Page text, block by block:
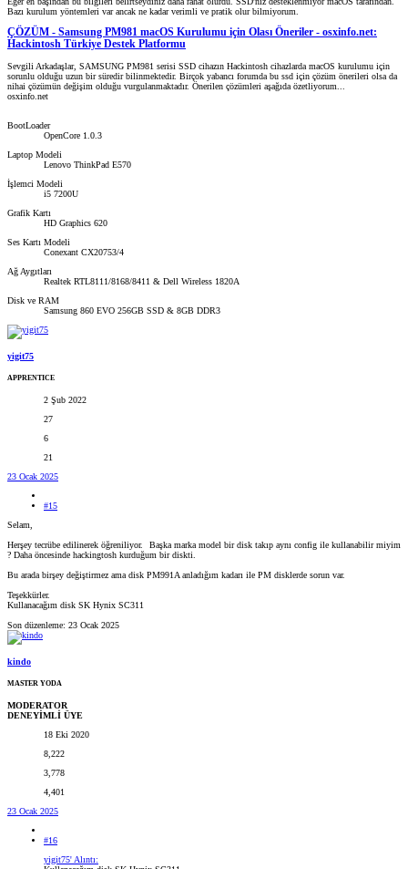
Bazı kurulum yöntemleri var ancak ne kadar verimli ve pratik olur bilmiyorum.
ÇÖZÜM - Samsung PM981 macOS Kurulumu için Olası Öneriler - osxinfo.net:
Hackintosh Türkiye Destek Platformu
Sevgili Arkadaşlar, SAMSUNG PM981 serisi SSD cihazın Hackintosh cihazlarda macOS kurulumu için
sorunlu olduğu uzun bir süredir bilinmektedir. Birçok yabancı forumda bu ssd için çözüm önerileri olsa da
nihai çözümün değişim olduğu vurgulanmaktadır. Önerilen çözümleri aşağıda özetliyorum...
osxinfo.net
BootLoader
OpenCore 1.0.3
Laptop Modeli
Lenovo ThinkPad E570
İşlemci Modeli
i5 7200U
Grafik Kartı
HD Graphics 620
Ses Kartı Modeli
Conexant CX20753/4
Ağ Aygıtları
Realtek RTL8111/8168/8411 & Dell Wireless 1820A
Disk ve RAM
Samsung 860 EVO 256GB SSD & 8GB DDR3
yigit75
APPRENTICE
2 Şub 2022
27
6
21
23 Ocak 2025
#15
Selam,
Herşey tecrübe edilinerek öğreniliyor.
Başka marka model bir disk takıp aynı config ile kullanabilir miyim
? Daha öncesinde hackingtosh kurduğum bir diskti.
Bu arada birşey değiştirmez ama disk PM991A anladığım kadarı ile PM disklerde sorun var.
Teşekkürler.
Kullanacağım disk SK Hynix SC311
Son düzenleme: 23 Ocak 2025
kindo
MASTER YODA
MODERATOR
DENEYİMLİ ÜYE
18 Eki 2020
8,222
3,778
4,401
23 Ocak 2025
#16
yigit75' Alıntı: